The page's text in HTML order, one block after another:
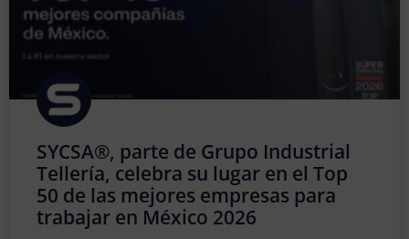
SYCSA®, parte de Grupo Industrial
Tellería, celebra su lugar en el Top
50 de las mejores empresas para
trabajar en México 2026